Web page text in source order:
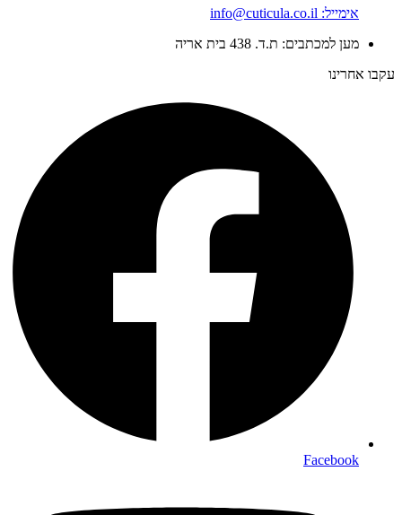
אימייל: info@cuticula.co.il
מען למכתבים: ת.ד. 438 בית אריה
עקבו אחרינו
Facebook